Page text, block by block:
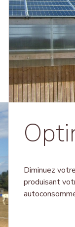
Diminuez
produisant